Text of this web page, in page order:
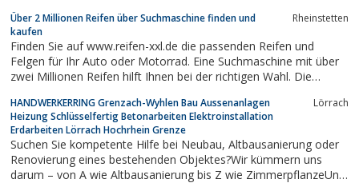
Lebenseinstellung zu tun hat. Aber eintragen kann sich jede
Webseite. Einfach die Kategorie...
Über 2 Millionen Reifen über Suchmaschine finden und
kaufen
Rheinstetten
Finden Sie auf www.reifen-xxl.de die passenden Reifen und
Felgen für Ihr Auto oder Motorrad. Eine Suchmaschine mit über
zwei Millionen Reifen hilft Ihnen bei der richtigen Wahl. Die
können die Reifen aber auch am Auto montiert werden.
HANDWERKERRING Grenzach-Wyhlen Bau Aussenanlagen
Heizung Schlüsselfertig Betonarbeiten Elektroinstallation
Erdarbeiten Lörrach Hochrhein Grenze
Lörrach
Suchen Sie kompetente Hilfe bei Neubau, Altbausanierung oder
Renovierung eines bestehenden Objektes?Wir kümmern uns
darum – von A wie Altbausanierung bis Z wie ZimmerpflanzeUnd